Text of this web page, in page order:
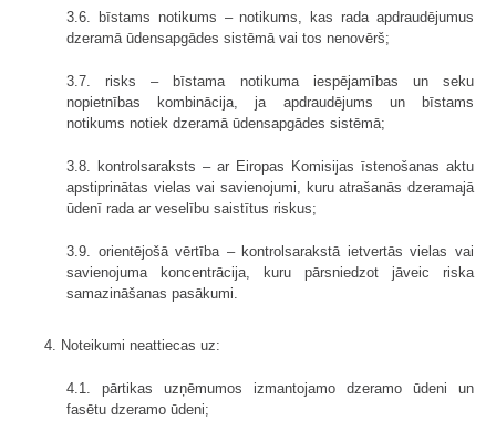
3.6. bīstams notikums – notikums, kas rada apdraudējumus
dzeramā ūdensapgādes sistēmā vai tos nenovērš;
3.7. risks – bīstama notikuma iespējamības un seku
nopietnības kombinācija, ja apdraudējums un bīstams
notikums notiek dzeramā ūdensapgādes sistēmā;
3.8. kontrolsaraksts – ar Eiropas Komisijas īstenošanas aktu
apstiprinātas vielas vai savienojumi, kuru atrašanās dzeramajā
ūdenī rada ar veselību saistītus riskus;
3.9. orientējošā vērtība – kontrolsarakstā ietvertās vielas vai
savienojuma koncentrācija, kuru pārsniedzot jāveic riska
samazināšanas pasākumi.
4. Noteikumi neattiecas uz:
4.1. pārtikas uzņēmumos izmantojamo dzeramo ūdeni un
fasētu dzeramo ūdeni;